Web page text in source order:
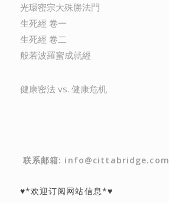
光環密宗大殊勝法門
生死經 卷一
生死經 卷二
般若波羅蜜成就經
健康密法 vs. 健康危机
联系邮箱: info@cittabridge.com
♥*欢迎订阅网站信息*♥